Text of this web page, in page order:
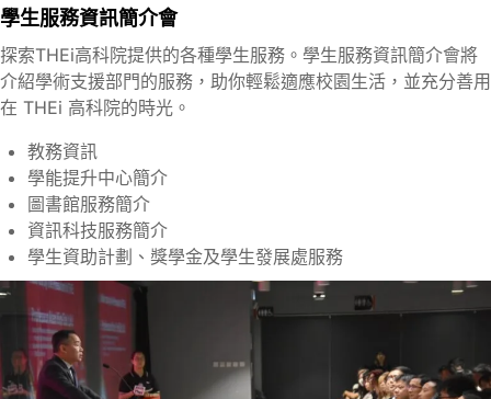
學生服務資訊簡介會
探索THEi高科院提供的各種學生服務。學生服務資訊簡介會將
介紹學術支援部門的服務，助你輕鬆適應校園生活，並充分善用
在 THEi 高科院的時光。
教務資訊
學能提升中心簡介
圖書館服務簡介
資訊科技服務簡介
學生資助計劃、獎學金及學生發展處服務